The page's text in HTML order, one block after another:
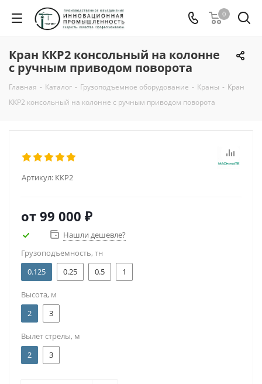
0
Кран ККР2 консольный на колонне
с ручным приводом поворота
Главная - Каталог - Грузоподъемное оборудование - Краны - Кран
ККР2 консольный на колонне с ручным приводом поворота
Артикул: ККР2
от 99 000 ₽
Нашли дешевле?
Грузоподъемность, тн
0.125
0.25 0.5 1
Высота, м
2
3
Вылет стрелы, м
2
3